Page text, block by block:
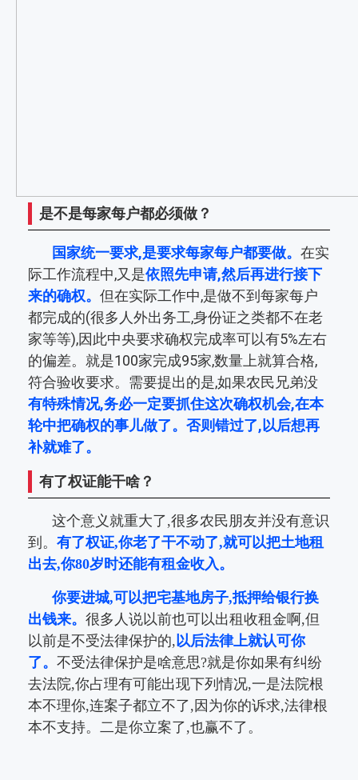
是不是每家每户都必须做？
国家统一要求,是要求每家每户都要做。 在实
际工作流程中,又是依照先申请,然后再进行接下
来的确权。 但在实际工作中,是做不到每家每户
都完成的(很多人外出务工,身份证之类都不在老
家等等),因此中央要求确权完成率可以有5%左右
的偏差。就是100家完成95家,数量上就算合格,
符合验收要求。需要提出的是,如果农民兄弟没
有特殊情况,务必一定要抓住这次确权机会,在本
轮中把确权的事儿做了。否则错过了,以后想再
补就难了。
有了权证能干啥？
这个意义就重大了,很多农民朋友并没有意识
到。 有了权证,你老了干不动了,就可以把土地租
出去,你80岁时还能有租金收入。
你要进城,可以把宅基地房子,抵押给银行换
出钱来。 很多人说以前也可以出租收租金啊,但
以前是不受法律保护的,以后法律上就认可你
了。 不受法律保护是啥意思?就是你如果有纠纷
去法院,你占理有可能出现下列情况,一是法院根
本不理你,连案子都立不了,因为你的诉求,法律根
本不支持。二是你立案了,也赢不了。